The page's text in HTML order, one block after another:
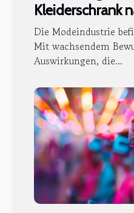
Kleiderschrank
verändert
Die Modeindustrie
Mit wachsendem
Auswirkungen, die...